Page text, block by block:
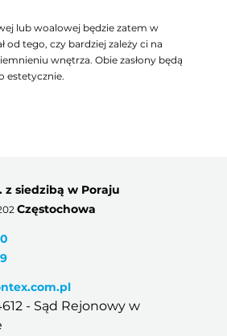
lub woalowej będzie zatem w
od tego, czy bardziej zależy ci na
wnętrza. Obie zasłony będą
estetycznie.
z siedzibą w Poraju
Częstochowa
- Sąd Rejonowy w